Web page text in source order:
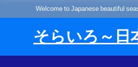
Welcome to Japanese beautiful
そらいろ～